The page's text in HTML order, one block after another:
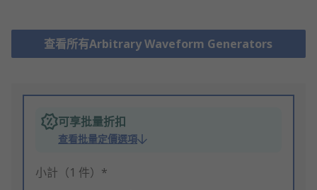
查看所有Arbitrary Waveform Generators
可享批量折扣
查看批量定價選項
小計（1 件）*